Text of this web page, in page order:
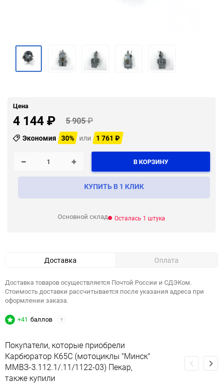
Цена
4 144₽ 5 905₽
Экономия 30% или 1 761 ₽
В КОРЗИНУ
КУПИТЬ В 1 КЛИК
Основной склад Осталась 1 штука
Доставка Оплата
Доставка товаров осуществляется Почтой России и СДЭКом.
Стоимость доставки рассчитывается после указания адреса при
оформлении заказа.
+41 баллов ?
Покупатели, которые приобрели
Карбюратор К65С (мотоциклы "Минск"
ММВЗ-3.112.1/.11/1122-03) Пекар,
также купили